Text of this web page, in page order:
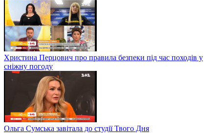
Христина Перцович про правила безпеки під час походів у
сніжну погоду
Ольга Сумська завітала до студії Твого Дня